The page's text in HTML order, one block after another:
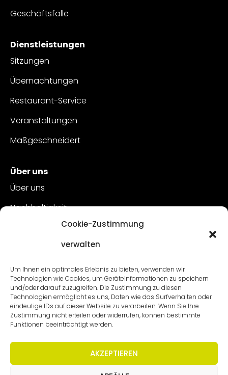
Cookie-Zustimmung
verwalten
Um Ihnen ein optimales Erlebnis zu bieten, verwenden wir
Technologien wie Cookies, um Geräteinformationen zu speichern
und/oder darauf zuzugreifen. Die Zustimmung zu diesen
Technologien ermöglicht es uns, Daten wie das Surfverhalten oder
eindeutige IDs auf dieser Website zu verarbeiten. Wenn Sie Ihre
Zustimmung nicht erteilen oder widerrufen, können bestimmte
Funktionen beeinträchtigt werden.
AKZEPTIEREN
Geschäftsfälle
Dienstleistungen
Sitzungen
Übernachtungen
Restaurant-Service
Veranstaltungen
Maßgeschneidert
Über uns
Über uns
Nachhaltigkeit
Kundenbetreuung
Offene Stellen
Kontakt